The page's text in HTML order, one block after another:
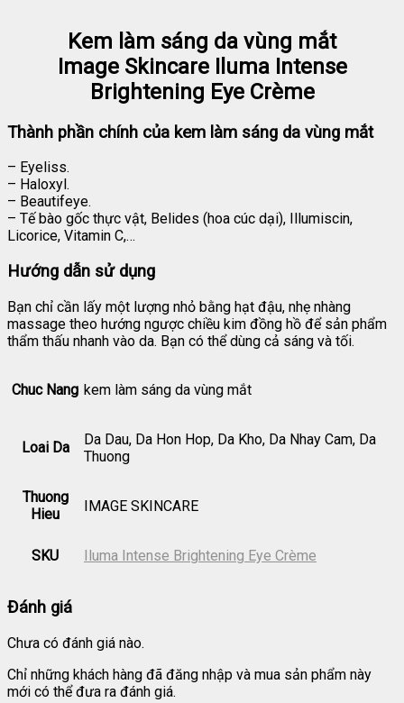
Kem làm sáng da vùng mắt
Image Skincare Iluma Intense
Brightening Eye Crème
Thành phần chính của kem làm sáng da vùng mắt
– Eyeliss.
– Haloxyl.
– Beautifeye.
– Tế bào gốc thực vật, Belides (hoa cúc dại), Illumiscin,
Licorice, Vitamin C,…
Hướng dẫn sử dụng
Bạn chỉ cần lấy một lượng nhỏ bằng hạt đậu, nhẹ nhàng
massage theo hướng ngược chiều kim đồng hồ để sản phẩm
thẩm thấu nhanh vào da. Bạn có thể dùng cả sáng và tối.
Chuc Nang kem làm sáng da vùng mắt
Loai Da
Da Dau, Da Hon Hop, Da Kho, Da Nhay Cam, Da
Thuong
Thuong
Hieu
IMAGE SKINCARE
SKU Iluma Intense Brightening Eye Crème
Đánh giá
Chưa có đánh giá nào.
Chỉ những khách hàng đã đăng nhập và mua sản phẩm này
mới có thể đưa ra đánh giá.